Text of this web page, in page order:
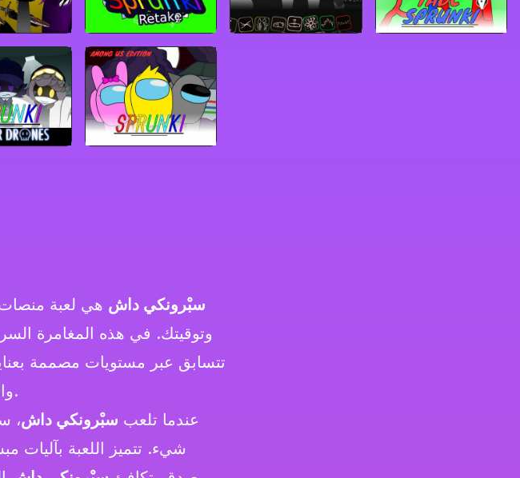
سبْرونكي داش هي لعبة منصات
وتوقيتك. في هذه المغامرة
تتسابق عبر مستويات مصممة
والعقبات الصعبة لإنشاء تجربة الجري السريع المثالية.
عندما تلعب سبْرونكي داش،
شيء. تتميز اللعبة بآليات